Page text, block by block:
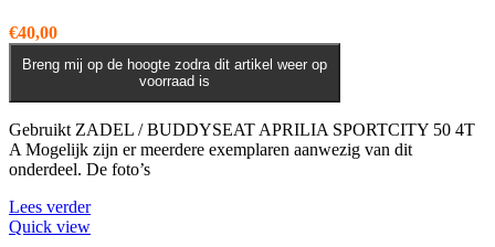
€40,00
Breng mij op de hoogte zodra dit artikel weer op
voorraad is
Gebruikt ZADEL / BUDDYSEAT APRILIA SPORTCITY 50 4T
A Mogelijk zijn er meerdere exemplaren aanwezig van dit
onderdeel. De foto’s
Lees verder
Quick view